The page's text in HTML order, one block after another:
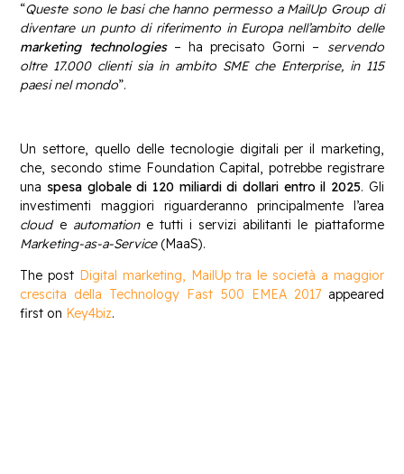
“Queste sono le basi che hanno permesso a MailUp Group di
diventare un punto di riferimento in Europa nell’ambito delle
marketing technologies– ha precisato Gorni – servendo
oltre 17.000 clienti sia in ambito SME che Enterprise, in 115
paesi nel mondo”.
Un settore, quello delle tecnologie digitali per il marketing,
che, secondo stime Foundation Capital, potrebbe registrare
una spesa globale di 120 miliardi di dollari entro il 2025. Gli
investimenti maggiori riguarderanno principalmente l’area
cloude automatione tutti i servizi abilitanti le piattaforme
Marketing-as-a-Service(MaaS).
The post Digital marketing, MailUp tra le società a maggior
crescita della Technology Fast 500 EMEA 2017appeared
first on Key4biz.